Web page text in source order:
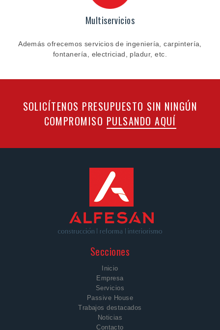
Multiservicios
Además ofrecemos servicios de ingeniería, carpintería,
fontanería, electriciad, pladur, etc.
SOLICÍTENOS PRESUPUESTO SIN NINGÚN
COMPROMISO PULSANDO AQUÍ
Secciones
Inicio
Empresa
Servicios
Passive House
Trabajos destacados
Noticias
Contacto